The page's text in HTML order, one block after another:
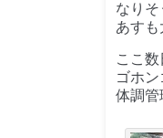
なりそ
あす
ここ数
ゴホ
体調管